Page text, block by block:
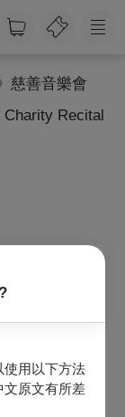
使用以下方法
文原文有所差
慈善音樂會
Charity Recital